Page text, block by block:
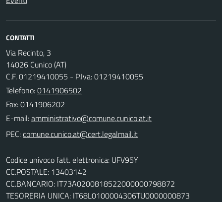
CONTATTI
Via Recinto, 3
14026 Cunico (AT)
C.F. 01219410055 - P.Iva: 01219410055
Telefono:0141906502
Fax: 0141906202
E-mail:
PEC:
Codice univoco fatt. elettronica: UFV95Y
CC.POSTALE: 13403142
CC.BANCARIO: IT73A0200818522000000798872
TESORERIA UNICA: IT68L0100004306TU0000000873